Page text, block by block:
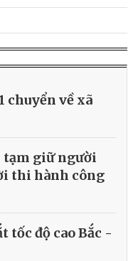
chuyển về xã
tạm giữ người
thi hành công
tốc độ cao Bắc -